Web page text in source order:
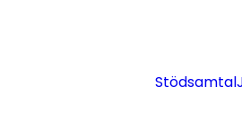
Stödsamtal